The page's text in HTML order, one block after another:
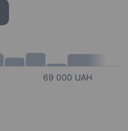
69 000 UAH